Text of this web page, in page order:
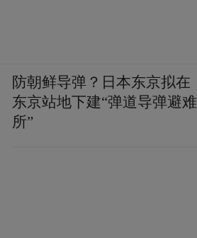
防朝鲜导弹？日本东京拟在
东京站地下建“弹道导弹避难
所”